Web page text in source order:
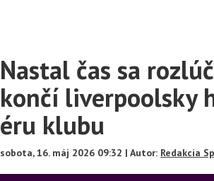
Main
Content
Nastal čas sa
končí liverpoolsky
éru klubu
sobota, 16. máj 2026 09:32 | Autor: Redakcia